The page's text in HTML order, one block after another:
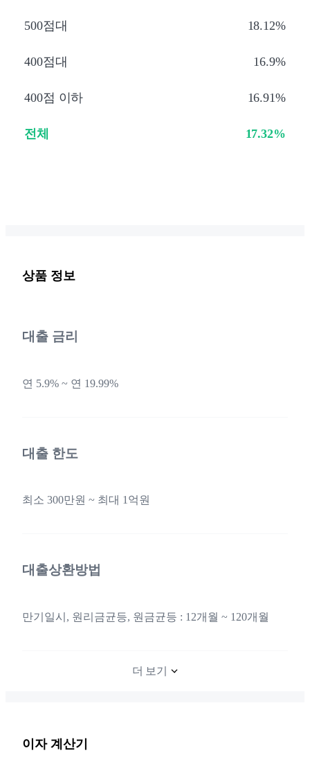
500점대 18.12%
400점대 16.9%
400점 이하 16.91%
전체 17.32%
상품 정보
대출 금리
연 5.9% ~ 연 19.99%
대출 한도
최소 300만원 ~ 최대 1억원
대출상환방법
만기일시, 원리금균등, 원금균등 : 12개월 ~ 120개월
더 보기
이자 계산기